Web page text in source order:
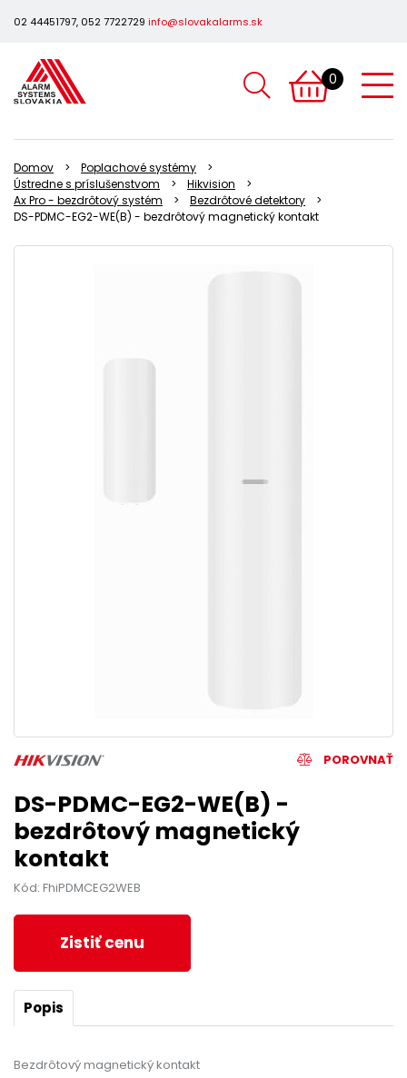
02 44451797, 052 7722729 info@slovakalarms.sk
0
Domov
Poplachové systémy
Ústredne s príslušenstvom
Hikvision
Ax Pro - bezdrôtový systém
Bezdrôtové detektory
DS-PDMC-EG2-WE(B) - bezdrôtový magnetický kontakt
POROVNAŤ
DS-PDMC-EG2-WE(B) -
bezdrôtový magnetický
kontakt
Kód: FhiPDMCEG2WEB
Zistiť cenu
Popis
Bezdrôtový magnetický kontakt